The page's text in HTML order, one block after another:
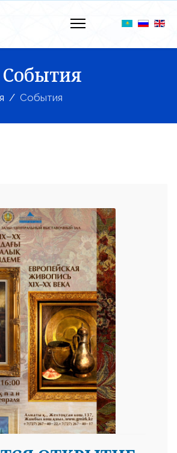
События
События